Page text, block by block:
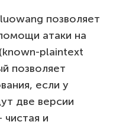
позволяет
атаки на
plaintext
позволяет
если у
две версии
и